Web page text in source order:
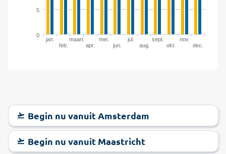
jan.
feb.
maart.
apr.
mei.
jun.
jul.
aug.
sept.
okt.
nov.
dec.
0
5
Begin nu vanuit Amsterdam
Begin nu vanuit Maastricht